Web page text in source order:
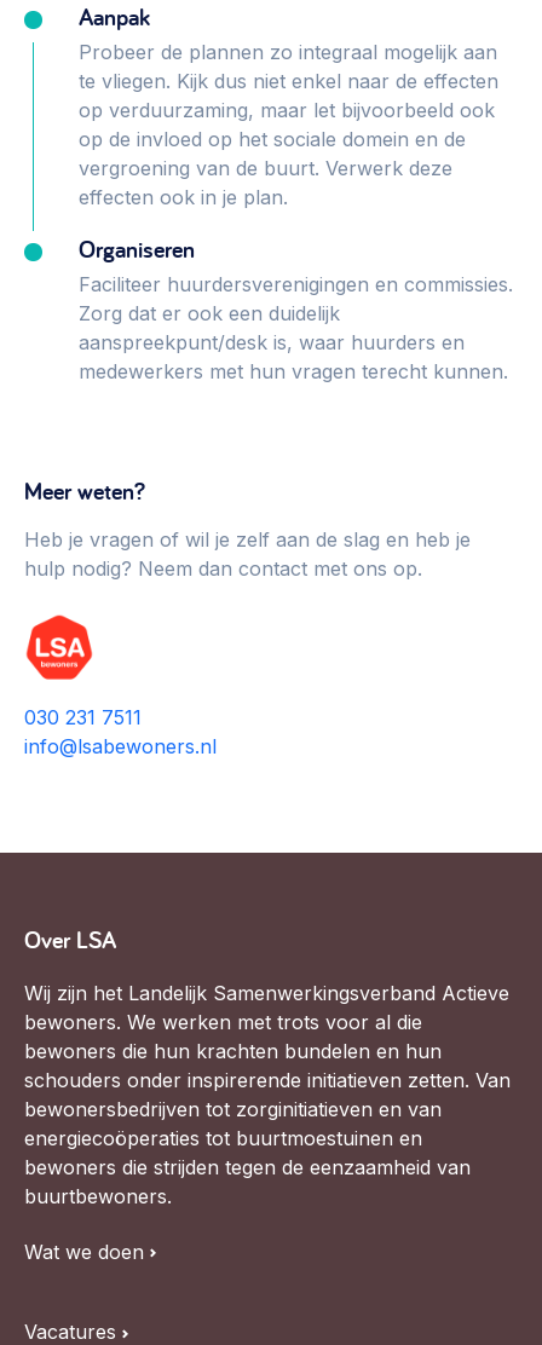
Uitdaagrecht, gemeenschapsfondsen, lokale democratie >
Samenwerken en lokale politiek
Lobbyen, invloed uitoefenen, maatschappelijke impact >
Omgevingswet en gebiedsontwikkeling
invoering omgevingswet, participatie,
Aanpak
Probeer de plannen zo integraal mogelijk aan
te vliegen. Kijk dus niet enkel naar de effecten
op verduurzaming, maar let bijvoorbeeld ook
op de invloed op het sociale domein en de
vergroening van de buurt. Verwerk deze
effecten ook in je plan.
Organiseren
Faciliteer huurdersverenigingen en commissies.
Zorg dat er ook een duidelijk
aanspreekpunt/desk is, waar huurders en
medewerkers met hun vragen terecht kunnen.
Meer weten?
Heb je vragen of wil je zelf aan de slag en heb je
hulp nodig? Neem dan contact met ons op.
030 231 7511
info@lsabewoners.nl
Over LSA
Wij zijn het Landelijk Samenwerkingsverband Actieve
bewoners. We werken met trots voor al die
bewoners die hun krachten bundelen en hun
schouders onder inspirerende initiatieven zetten. Van
bewonersbedrijven tot zorginitiatieven en van
energiecoöperaties tot buurtmoestuinen en
bewoners die strijden tegen de eenzaamheid van
buurtbewoners.
Wat we doen
Vacatures